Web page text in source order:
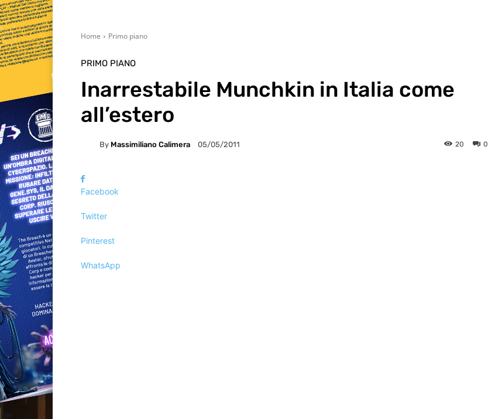
Home Primo piano
PRIMO PIANO
Inarrestabile Munchkin in Italia come
all’estero
By Massimiliano Calimera 05/05/2011 0
20
Facebook
Twitter
Pinterest
WhatsApp